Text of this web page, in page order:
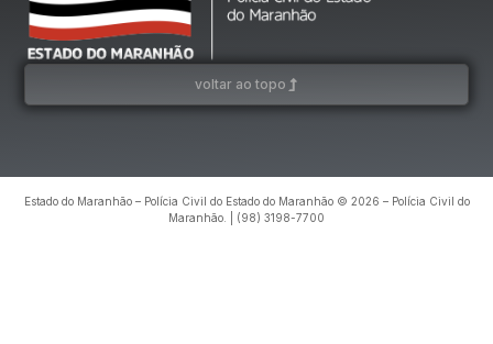
voltar ao topo
Estado do Maranhão – Polícia Civil do Estado do Maranhão © 2026 – Polícia Civil do
Maranhão. | (98) 3198-7700